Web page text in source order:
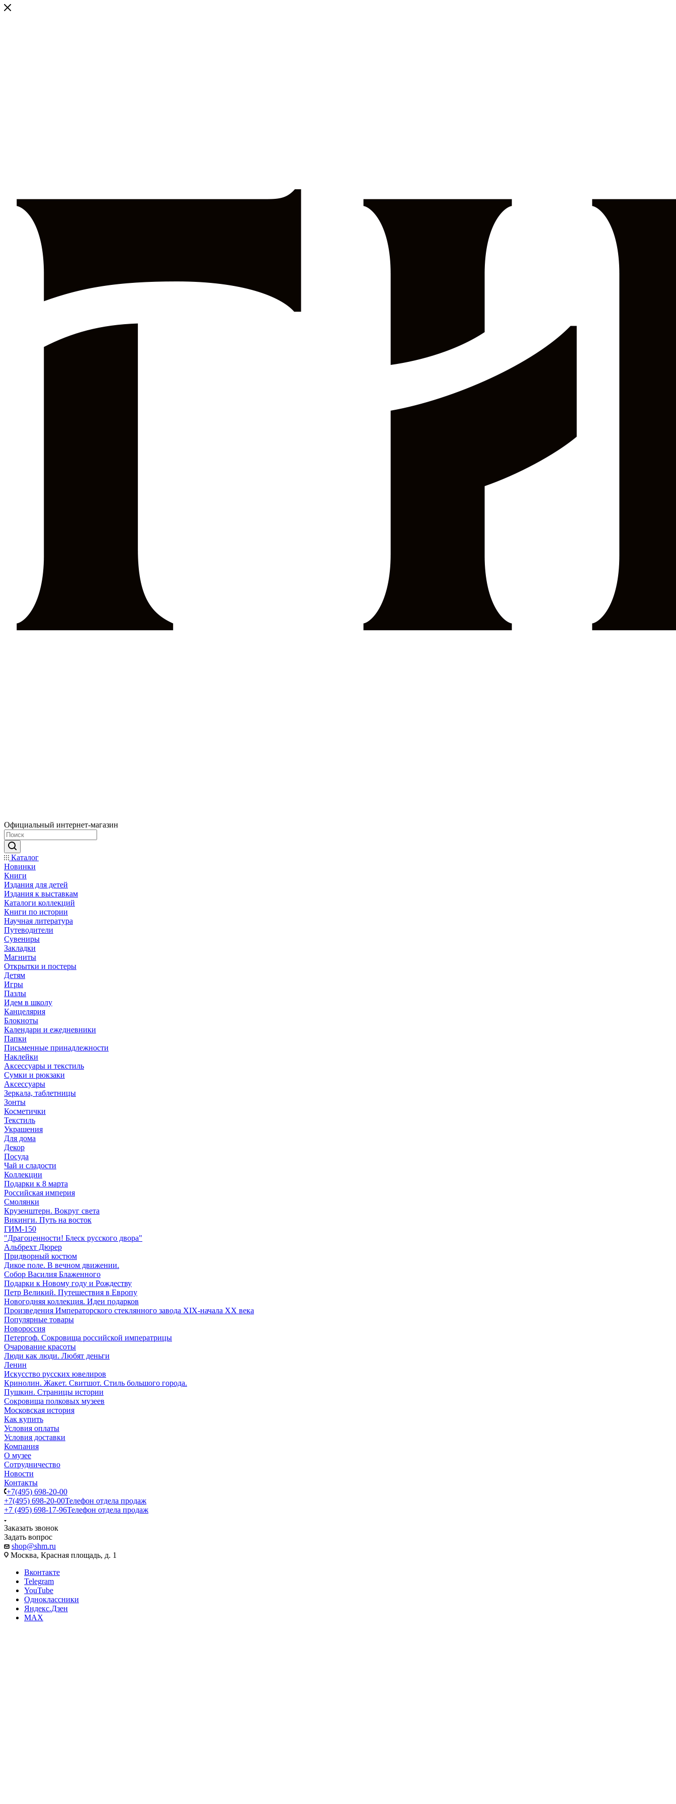
Официальный интернет-магазин
Каталог
Новинки
Книги
Издания для детей
Издания к выставкам
Каталоги коллекций
Книги по истории
Научная литература
Путеводители
Сувениры
Закладки
Магниты
Открытки и постеры
Детям
Игры
Пазлы
Идем в школу
Канцелярия
Блокноты
Календари и ежедневники
Папки
Письменные принадлежности
Наклейки
Аксессуары и текстиль
Сумки и рюкзаки
Аксессуары
Зеркала, таблетницы
Зонты
Косметички
Текстиль
Украшения
Для дома
Декор
Посуда
Чай и сладости
Коллекции
Подарки к 8 марта
Российская империя
Смолянки
Крузенштерн. Вокруг света
Викинги. Путь на восток
ГИМ-150
"Драгоценности! Блеск русского двора"
Альбрехт Дюрер
Придворный костюм
Дикое поле. В вечном движении.
Собор Василия Блаженного
Подарки к Новому году и Рождеству
Петр Великий. Путешествия в Европу
Новогодняя коллекция. Идеи подарков
Произведения Императорского стеклянного завода XIX-начала XX века
Популярные товары
Новороссия
Петергоф. Сокровища российской императрицы
Очарование красоты
Люди как люди. Любят деньги
Ленин
Искусство русских ювелиров
Кринолин. Жакет. Свитшот. Стиль большого города.
Пушкин. Страницы истории
Сокровища полковых музеев
Московская история
Как купить
Условия оплаты
Условия доставки
Компания
О музее
Сотрудничество
Новости
Контакты
+7(495) 698-20-00
+7(495) 698-20-00Телефон отдела продаж
+7 (495) 698-17-96Телефон отдела продаж
Заказать звонок
Задать вопрос
shop@shm.ru
Москва, Красная площадь, д. 1
Вконтакте
Telegram
YouTube
Одноклассники
Яндекс.Дзен
MAX